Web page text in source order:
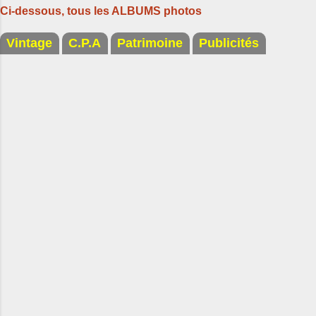
Ci-dessous, tous les ALBUMS photos
Vintage C.P.A Patrimoine Publicités